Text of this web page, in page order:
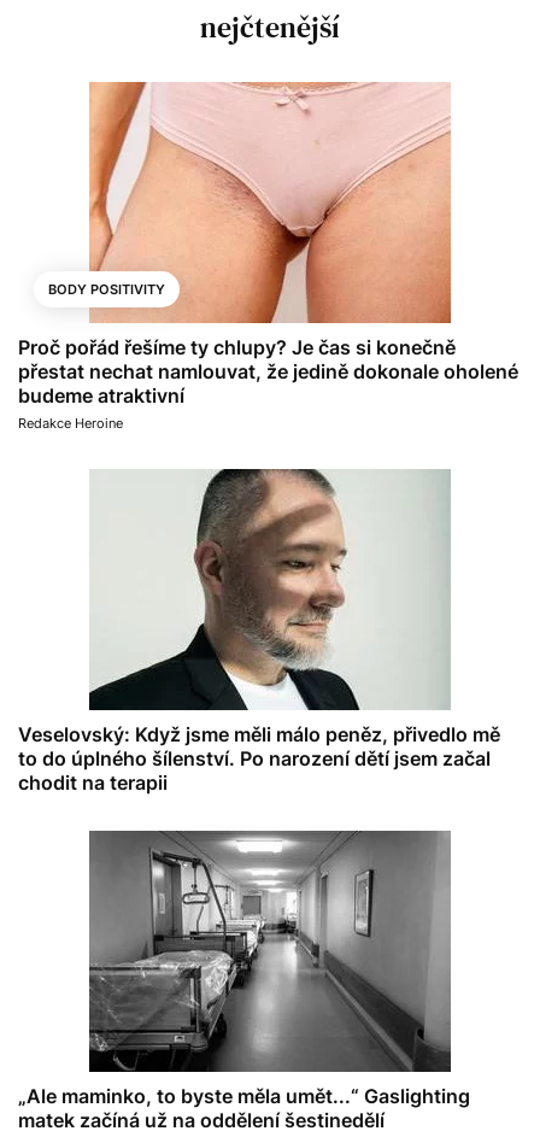
nejčtenější
BODY POSITIVITY
Proč pořád řešíme ty chlupy? Je čas si konečně
přestat nechat namlouvat, že jedině dokonale oholené
budeme atraktivní
Redakce Heroine
Veselovský: Když jsme měli málo peněz, přivedlo mě
to do úplného šílenství. Po narození dětí jsem začal
chodit na terapii
„Ale maminko, to byste měla umět...“ Gaslighting
matek začíná už na oddělení šestinedělí